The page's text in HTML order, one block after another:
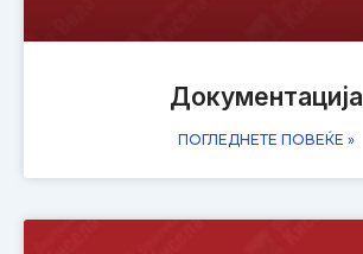
Документација
ПОГЛЕДНЕТЕ ПОВЕЌЕ »